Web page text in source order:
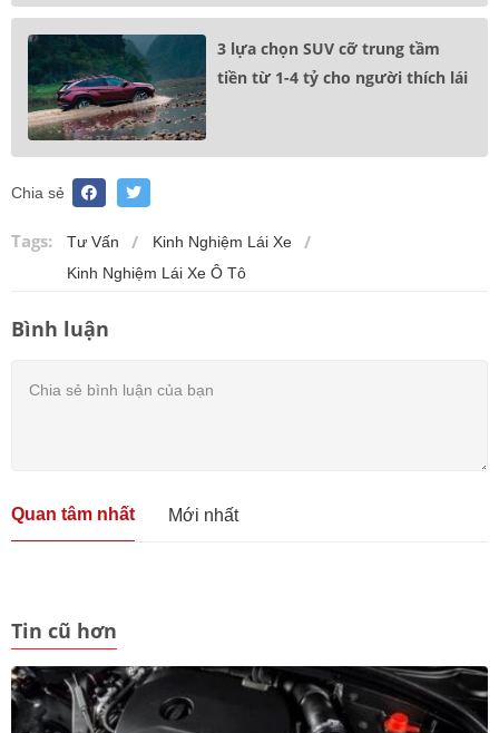
3 lựa chọn SUV cỡ trung tầm
tiền từ 1-4 tỷ cho người thích lái
Chia sẻ
Tags: Tư Vấn
Kinh Nghiệm Lái Xe
Kinh Nghiệm Lái Xe Ô Tô
Bình luận
Quan tâm nhất Mới nhất
Tin cũ hơn